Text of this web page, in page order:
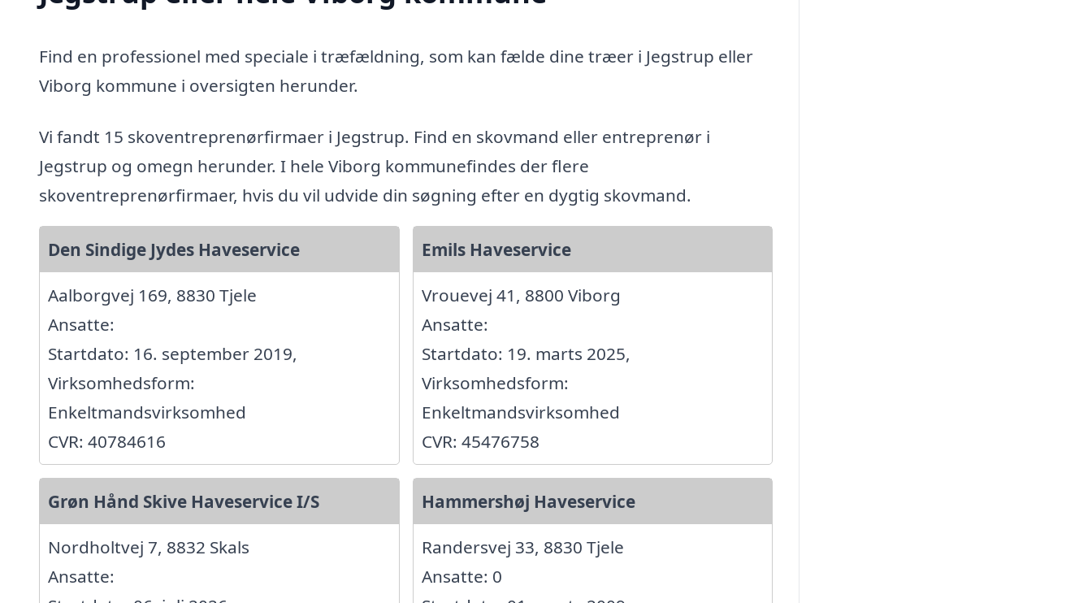
Find en professionel med speciale i træfældning, som kan fælde dine træer i Jegstrup eller
Viborg kommune i oversigten herunder.
Vi fandt 15 skoventreprenørfirmaer i Jegstrup. Find en skovmand eller entreprenør i
Jegstrup og omegn herunder. I hele Viborg kommunefindes der flere
skoventreprenørfirmaer, hvis du vil udvide din søgning efter en dygtig skovmand.
Den Sindige Jydes Haveservice
Aalborgvej 169, 8830 Tjele
Ansatte:
Startdato: 16. september 2019,
Virksomhedsform:
Enkeltmandsvirksomhed
CVR: 40784616
Emils Haveservice
Vrouevej 41, 8800 Viborg
Ansatte:
Startdato: 19. marts 2025,
Virksomhedsform:
Enkeltmandsvirksomhed
CVR: 45476758
Grøn Hånd Skive Haveservice I/S
Nordholtvej 7, 8832 Skals
Ansatte:
Hammershøj Haveservice
Randersvej 33, 8830 Tjele
Ansatte: 0